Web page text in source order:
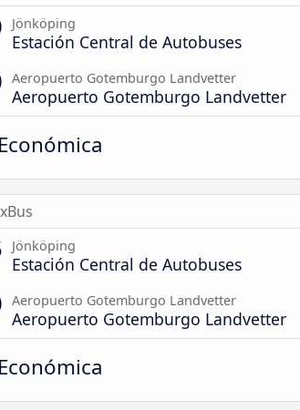
Jönköping
Estación Central de Autobuses
Aeropuerto Gotemburgo Landvetter
Aeropuerto Gotemburgo Landvetter
Económica
Jönköping
Estación Central de Autobuses
Aeropuerto Gotemburgo Landvetter
Aeropuerto Gotemburgo Landvetter
Económica